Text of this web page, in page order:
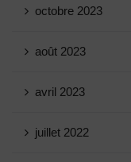
octobre 2023
août 2023
avril 2023
juillet 2022